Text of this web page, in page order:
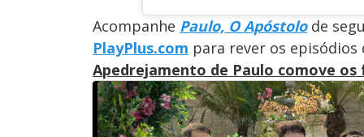
Acompanhe Paulo, O Apóstolode
PlayPlus.com para rever os
Apedrejamento de Paulo comove os